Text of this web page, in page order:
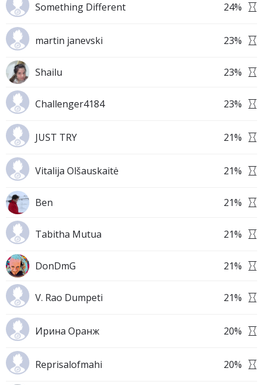
Something Different 24%
martin janevski 23%
Shailu 23%
Challenger4184 23%
JUST TRY 21%
Vitalija Olšauskaitė 21%
Ben 21%
Tabitha Mutua 21%
DonDmG 21%
V. Rao Dumpeti 21%
Ирина Оранж 20%
Reprisalofmahi 20%